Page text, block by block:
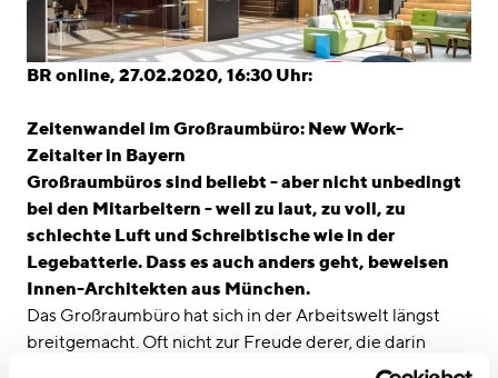
BR online, 27.02.2020, 16:30 Uhr:
Zeitenwandel im Großraumbüro: New Work-
Zeitalter in Bayern
Großraumbüros sind beliebt - aber nicht unbedingt
bei den Mitarbeitern - weil zu laut, zu voll, zu
schlechte Luft und Schreibtische wie in der
Legebatterie. Dass es auch anders geht, beweisen
Innen-Architekten aus München.
Das Großraumbüro hat sich in der Arbeitswelt längst
breitgemacht. Oft nicht zur Freude derer, die darin
arbeiten müssen. Büroarchitekten aus München sind für